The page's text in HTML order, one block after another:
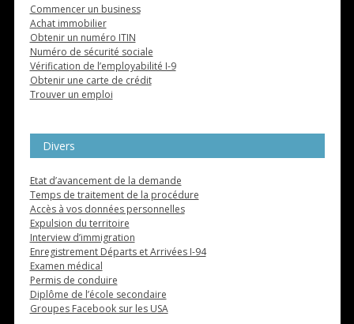
Commencer un business
Achat immobilier
Obtenir un numéro ITIN
Numéro de sécurité sociale
Vérification de l’employabilité I-9
Obtenir une carte de crédit
Trouver un emploi
Divers
Etat d’avancement de la demande
Temps de traitement de la procédure
Accès à vos données personnelles
Expulsion du territoire
Interview d’immigration
Enregistrement Départs et Arrivées I-94
Examen médical
Permis de conduire
Diplôme de l’école secondaire
Groupes Facebook sur les USA